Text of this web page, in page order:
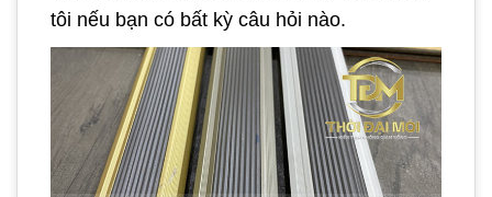
tôi nếu bạn có bất kỳ câu hỏi nào.